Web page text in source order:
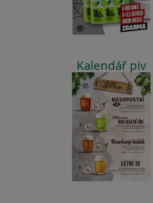
Kalendář piv